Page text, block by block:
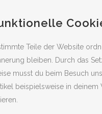
Teile der Website
bleiben. Durch das
musst du beim Besuch
beispielsweise in